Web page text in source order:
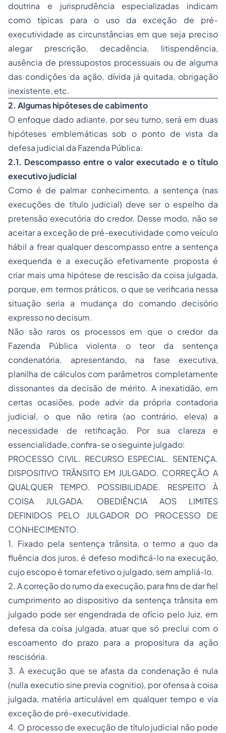
doutrina e jurisprudência especializadas indicam
como típicas para o uso da exceção de pré-
executividade as circunstâncias em que seja preciso
alegar prescrição, decadência, litispendência,
ausência de pressupostos processuais ou de alguma
das condições da ação, dívida já quitada, obrigação
inexistente, etc.
2. Algumas hipóteses de cabimento
O enfoque dado adiante, por seu turno, será em duas
hipóteses emblemáticas sob o ponto de vista da
defesa judicial da Fazenda Pública.
2.1. Descompasso entre o valor executado e o título
executivo judicial
Como é de palmar conhecimento, a sentença (nas
execuções de título judicial) deve ser o espelho da
pretensão executória do credor. Desse modo, não se
aceitar a exceção de pré-executividade como veículo
hábil a frear qualquer descompasso entre a sentença
exequenda e a execução efetivamente proposta é
criar mais uma hipótese de rescisão da coisa julgada,
porque, em termos práticos, o que se verificaria nessa
situação seria a mudança do comando decisório
expresso no decisum.
Não são raros os processos em que o credor da
Fazenda Pública violenta o teor da sentença
condenatória, apresentando, na fase executiva,
planilha de cálculos com parâmetros completamente
dissonantes da decisão de mérito. A inexatidão, em
certas ocasiões, pode advir da própria contadoria
judicial, o que não retira (ao contrário, eleva) a
necessidade de retificação. Por sua clareza e
essencialidade, confira-se o seguinte julgado:
PROCESSO CIVIL. RECURSO ESPECIAL. SENTENÇA.
DISPOSITIVO TRÂNSITO EM JULGADO. CORREÇÃO A
QUALQUER TEMPO. POSSIBILIDADE. RESPEITO À
COISA JULGADA. OBEDIÊNCIA AOS LIMITES
DEFINIDOS PELO JULGADOR DO PROCESSO DE
CONHECIMENTO.
1. Fixado pela sentença trânsita, o termo a quo da
fluência dos juros, é defeso modificá-lo na execução,
cujo escopo é tornar efetivo o julgado, sem ampliá-lo.
2. A correção do rumo da execução, para fins de dar fiel
cumprimento ao dispositivo da sentença trânsita em
julgado pode ser engendrada de ofício pelo Juiz, em
defesa da coisa julgada, atuar que só preclui com o
escoamento do prazo para a propositura da ação
rescisória.
3. A execução que se afasta da condenação é nula
(nulla executio sine previa cognitio), por ofensa à coisa
julgada, matéria articulável em qualquer tempo e via
exceção de pré-executividade.
4. O processo de execução de título judicial não pode